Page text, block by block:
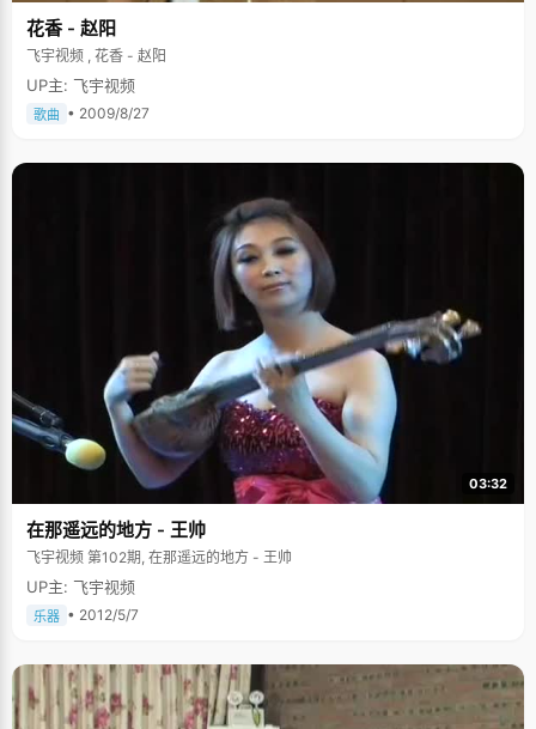
花香 - 赵阳
飞宇视频 , 花香 - 赵阳
UP主: 飞宇视频
歌曲 • 2009/8/27
03:32
在那遥远的地方 - 王帅
飞宇视频 第102期, 在那遥远的地方 - 王帅
UP主: 飞宇视频
乐器 • 2012/5/7